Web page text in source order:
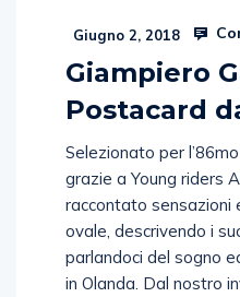
Giugno 2, 2018
Giampiero
Postacard
Selezionato per
grazie a Young riders
raccontato sensazioni
ovale, descrivendo i
parlandoci del sogno
in Olanda. Dal nostro